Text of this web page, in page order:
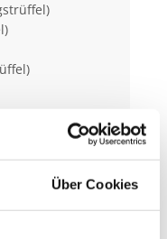
Über Cookies